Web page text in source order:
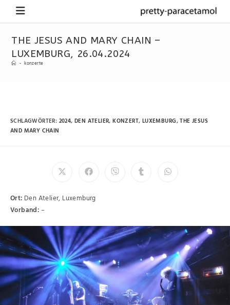
THE JESUS AND MARY CHAIN –
LUXEMBURG, 26.04.2024
- konzerte
SCHLAGWÖRTER: 2024, DEN ATELIER, KONZERT, LUXEMBURG,THE JESUS
AND MARY CHAIN
Ort: Den Atelier, Luxemburg
Vorband:–